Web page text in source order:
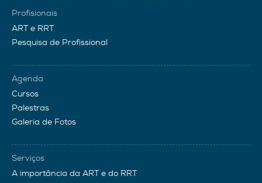
Profisionais
ART e RRT
Pesquisa de Profissional
Agenda
Cursos
Palestras
Galeria de Fotos
Serviços
A importância da ART e do RRT